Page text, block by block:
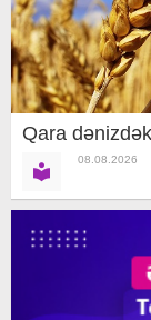
Qara
08.08.2026